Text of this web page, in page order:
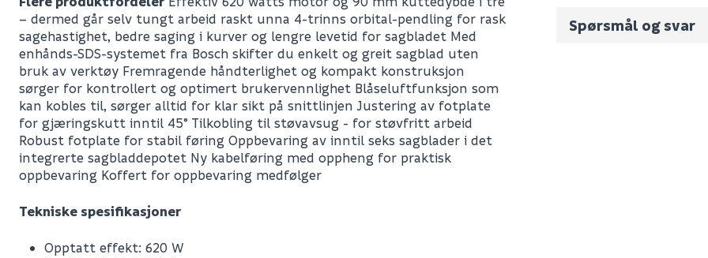
– dermed går selv tungt arbeid raskt unna 4-trinns orbital-pendling for rask
sagehastighet, bedre saging i kurver og lengre levetid for sagbladet Med
enhånds-SDS-systemet fra Bosch skifter du enkelt og greit sagblad uten
bruk av verktøy Fremragende håndterlighet og kompakt konstruksjon
sørger for kontrollert og optimert brukervennlighet Blåseluftfunksjon som
kan kobles til, sørger alltid for klar sikt på snittlinjen Justering av fotplate
for gjæringskutt inntil 45° Tilkobling til støvavsug - for støvfritt arbeid
Robust fotplate for stabil føring Oppbevaring av inntil seks sagblader i det
integrerte sagbladdepotet Ny kabelføring med oppheng for praktisk
oppbevaring Koffert for oppbevaring medfølger
Tekniske spesifikasjoner
Opptatt effekt: 620 W
Spørsmål og svar